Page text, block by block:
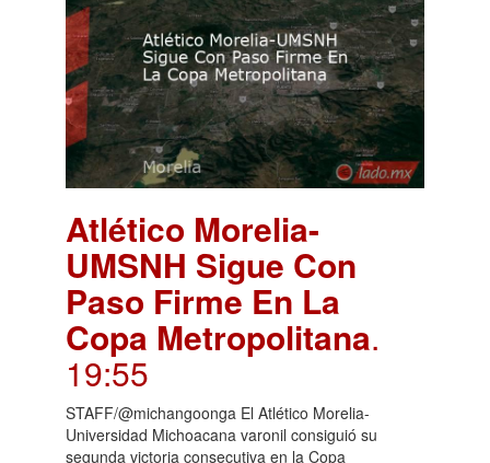
Atlético Morelia-
UMSNH Sigue Con
Paso Firme En La
Copa Metropolitana.
19:55
STAFF/@michangoonga El Atlético Morelia-
Universidad Michoacana varonil consiguió su
segunda victoria consecutiva en la Copa